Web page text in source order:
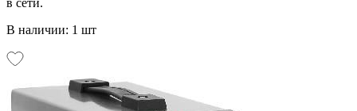
В наличии: 1 шт